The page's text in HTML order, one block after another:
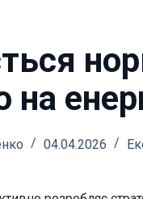
на
04.04.2026